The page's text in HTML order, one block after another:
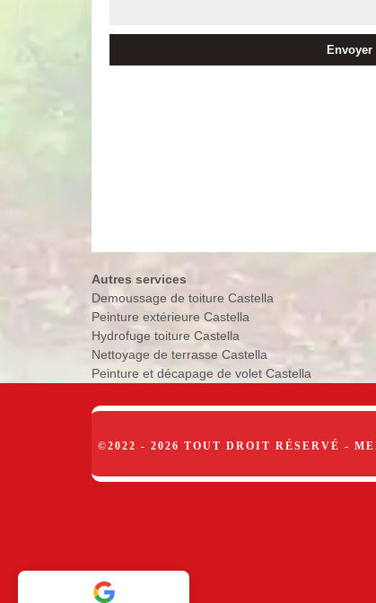
Autres services
Demoussage de toiture Castella
Peinture extérieure Castella
Hydrofuge toiture Castella
Nettoyage de terrasse Castella
Peinture et décapage de volet Castella
©2022 - 2026 TOUT DROIT RÉSERVÉ -